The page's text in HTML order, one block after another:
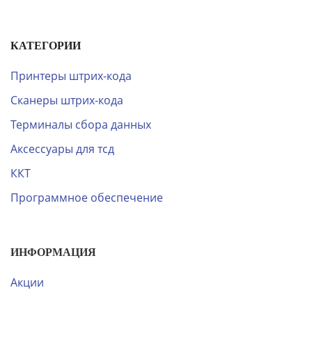
КАТЕГОРИИ
Принтеры штрих-кода
Сканеры штрих-кода
Терминалы сбора данных
Аксессуары для тсд
ККТ
Программное обеспечение
ИНФОРМАЦИЯ
Акции